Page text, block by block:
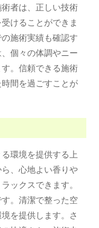
者は、正しい技術
けることができま
施術実績も確認す
個々の体調やニー
。信頼できる施術
間を過ごすことが
環境を提供する上
、心地よい香りや
ックスできます。
。清潔で整った空
を提供します。さ